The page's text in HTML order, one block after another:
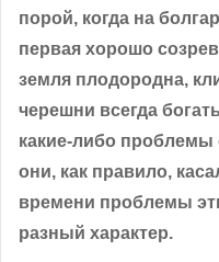
порой, когда на
первая хорошо
земля плодородна,
черешни всегда
какие-либо
они, как правило,
времени проблемы
разный характер.